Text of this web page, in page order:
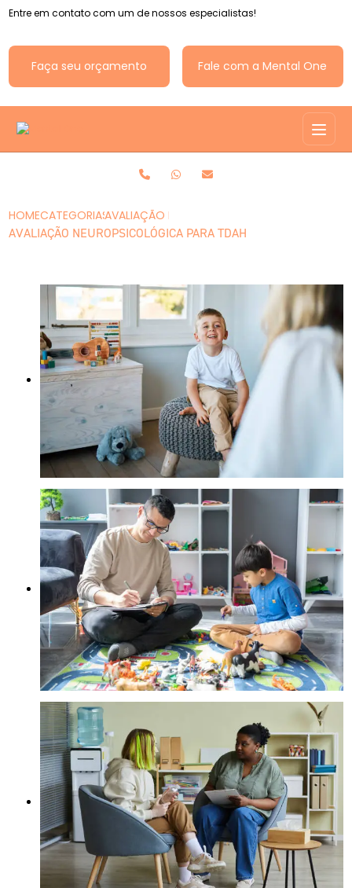
Entre em contato com um de nossos especialistas!
Faça seu orçamento Fale com a Mental One
HOMECATEGORIASAVALIAÇÃO NEUROPSICOLÓGICA PARA TDAH
AVALIAÇÃO NEUROPSICOLÓGICA PARA TDAH